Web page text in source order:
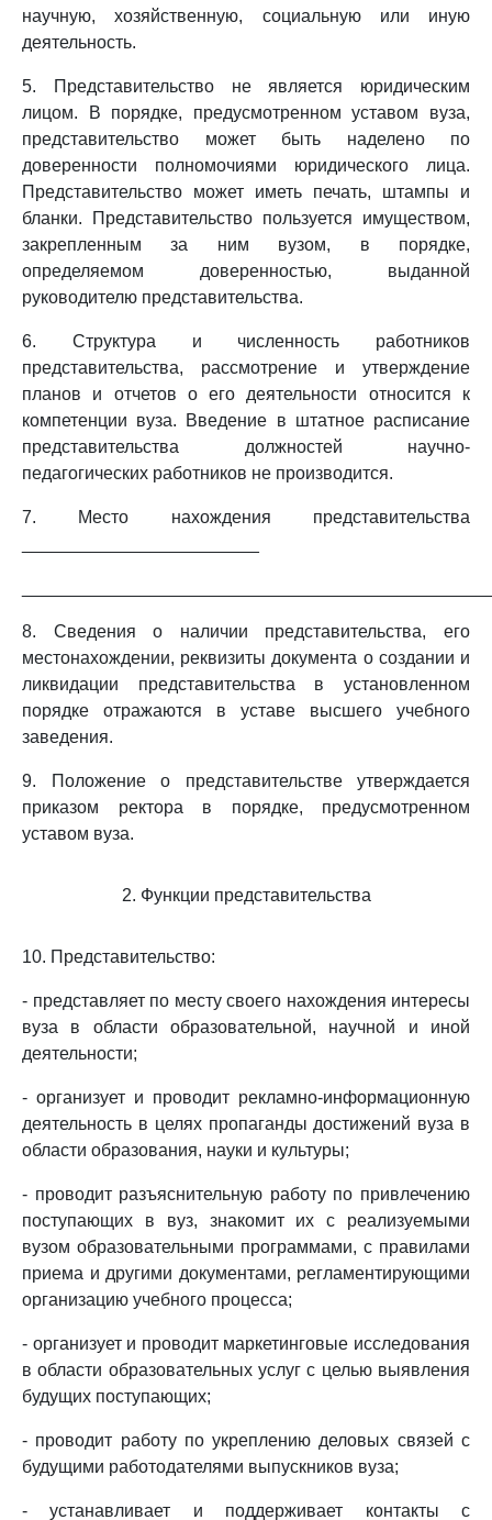
научную, хозяйственную, социальную или иную
деятельность.
5. Представительство не является юридическим
лицом. В порядке, предусмотренном уставом вуза,
представительство может быть наделено по
доверенности полномочиями юридического лица.
Представительство может иметь печать, штампы и
бланки. Представительство пользуется имуществом,
закрепленным за ним вузом, в порядке,
определяемом доверенностью, выданной
руководителю представительства.
6. Структура и численность работников
представительства, рассмотрение и утверждение
планов и отчетов о его деятельности относится к
компетенции вуза. Введение в штатное расписание
представительства должностей научно-
педагогических работников не производится.
7. Место нахождения представительства
8. Сведения о наличии представительства, его
местонахождении, реквизиты документа о создании и
ликвидации представительства в установленном
порядке отражаются в уставе высшего учебного
заведения.
9. Положение о представительстве утверждается
приказом ректора в порядке, предусмотренном
уставом вуза.
2. Функции представительства
10. Представительство:
- представляет по месту своего нахождения интересы
вуза в области образовательной, научной и иной
деятельности;
- организует и проводит рекламно-информационную
деятельность в целях пропаганды достижений вуза в
области образования, науки и культуры;
- проводит разъяснительную работу по привлечению
поступающих в вуз, знакомит их с реализуемыми
вузом образовательными программами, с правилами
приема и другими документами, регламентирующими
организацию учебного процесса;
- организует и проводит маркетинговые исследования
в области образовательных услуг с целью выявления
будущих поступающих;
- проводит работу по укреплению деловых связей с
будущими работодателями выпускников вуза;
- устанавливает и поддерживает контакты с